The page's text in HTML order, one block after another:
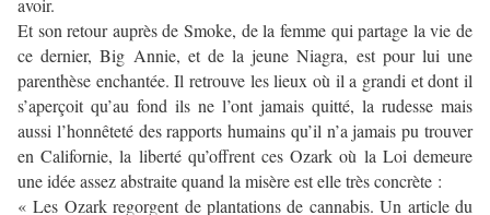
avoir.
Et son retour auprès de Smoke, de la femme qui partage la vie de
ce dernier, Big Annie, et de la jeune Niagra, est pour lui une
parenthèse enchantée. Il retrouve les lieux où il a grandi et dont il
s’aperçoit qu’au fond ils ne l’ont jamais quitté, la rudesse mais
aussi l’honnêteté des rapports humains qu’il n’a jamais pu trouver
en Californie, la liberté qu’offrent ces Ozark où la Loi demeure
une idée assez abstraite quand la misère est elle très concrète :
« Les Ozark regorgent de plantations de cannabis. Un article du